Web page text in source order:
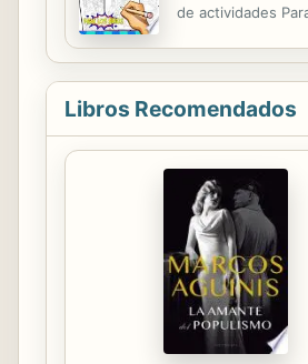
de actividades
Libros Recomendados